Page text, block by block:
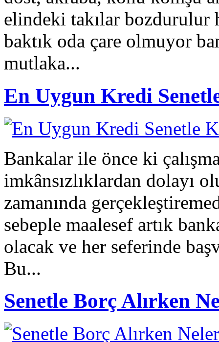
elindeki takılar bozdurulur
baktık oda çare olmuyor
mutlaka...
En Uygun Kredi
Bankalar ile önce ki
imkânsızlıklardan dolayı
zamanında
sebeple maalesef artık
olacak ve her seferinde
Bu...
Senetle Borç Alırken